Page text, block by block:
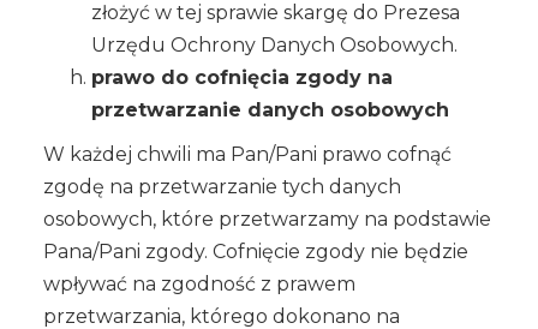
złożyć w tej sprawie skargę do Prezesa
Urzędu Ochrony Danych Osobowych.
prawo do cofnięcia zgody na
przetwarzanie danych osobowych
W każdej chwili ma Pan/Pani prawo cofnąć
zgodę na przetwarzanie tych danych
osobowych, które przetwarzamy na podstawie
Pana/Pani zgody. Cofnięcie zgody nie będzie
wpływać na zgodność z prawem
przetwarzania, którego dokonano na